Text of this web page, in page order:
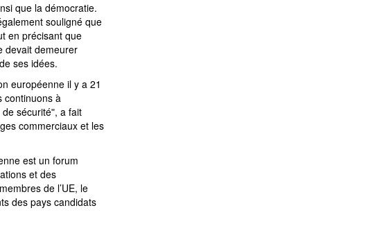
que la démocratie.
souligné que
en précisant que
devait demeurer
ses idées.
européenne il y a 21
continuons à
sécuritéʺ, a fait
commerciaux et les
est un forum
et des
de l’UE, le
des pays candidats